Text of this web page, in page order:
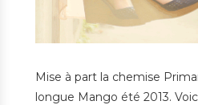
Mise à part la chemise
longue Mango été 2013.